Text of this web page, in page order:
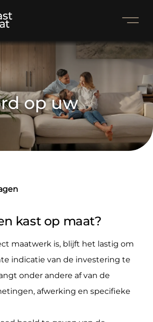
op uw
kast op maat?
maatwerk is, blijft het lastig om
indicatie van de investering te
onder andere af van de
afwerking en specifieke